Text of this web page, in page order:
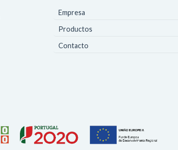
Empresa
Productos
Contacto